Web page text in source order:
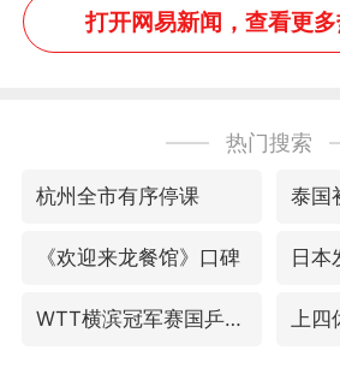
打开网易新闻，查看更
热门搜索
杭州全市有序停课
《欢迎来龙餐馆》口碑
WTT横滨冠军赛国乒女单三将晋级四强